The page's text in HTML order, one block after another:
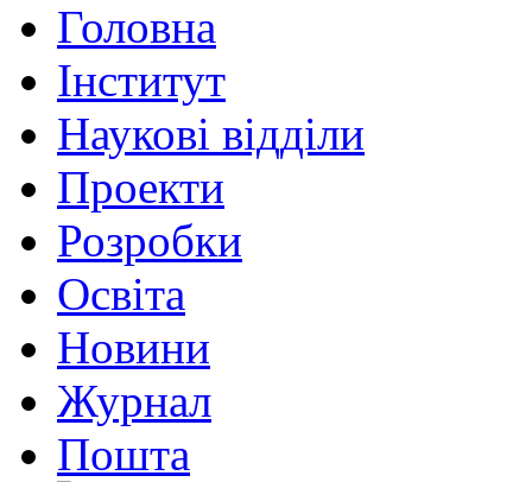
Головна
Інститут
Наукові відділи
Проекти
Розробки
Освіта
Новини
Журнал
Пошта